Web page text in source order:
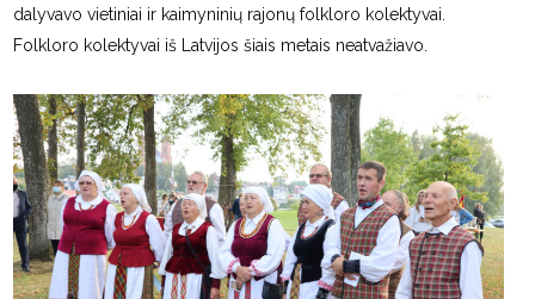
dalyvavo vietiniai ir kaimyninių rajonų folkloro kolektyvai.
Folkloro kolektyvai iš Latvijos šiais metais neatvažiavo.